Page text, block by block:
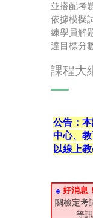
並搭配考
依據模擬
練學員解
達目標分
課程大
公告：
中心、
以線上
※ 好消息！
關檢定考
等